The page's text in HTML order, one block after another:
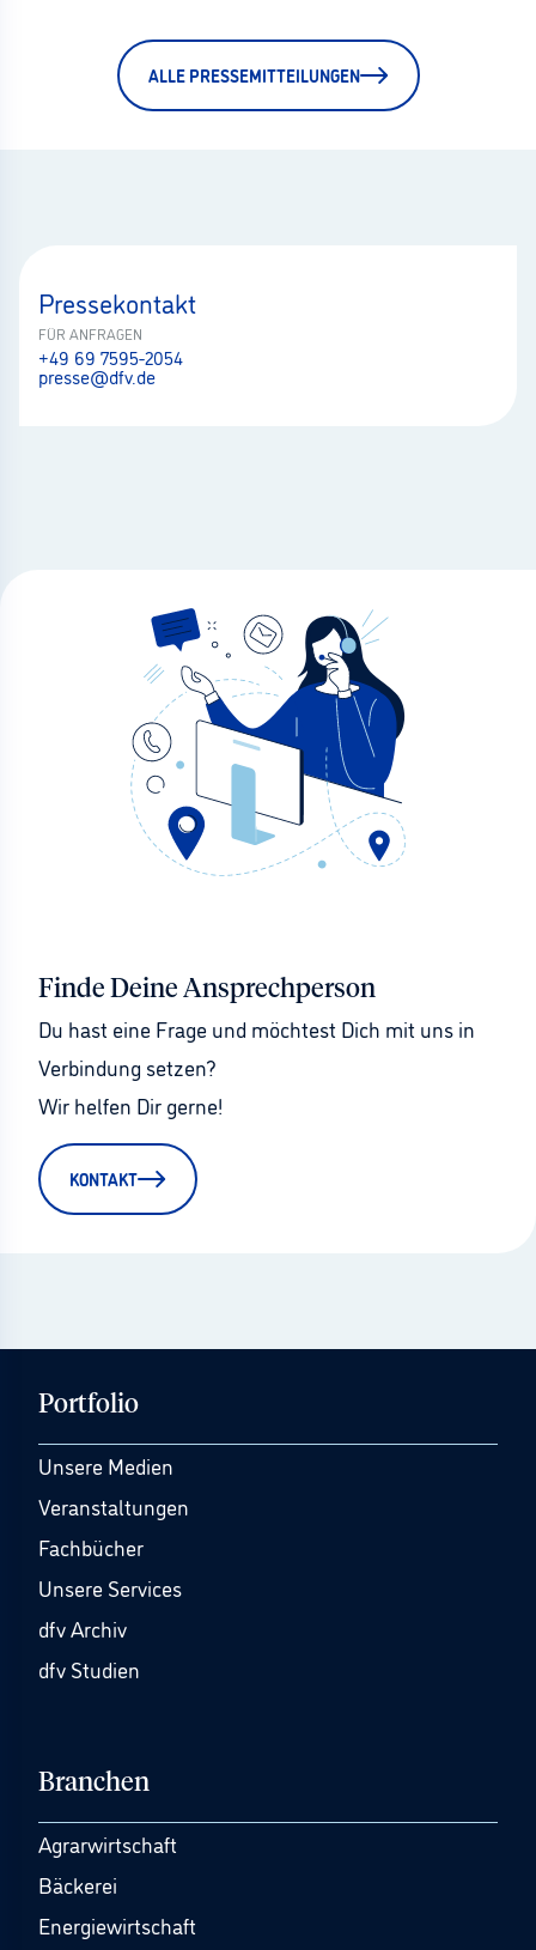
ALLE PRESSEMITTEILUNGEN
Pressekontakt
FÜR ANFRAGEN
+49 69 7595-2054
presse@dfv.de
Finde Deine Ansprechperson
Du hast eine Frage und möchtest Dich mit uns in
Verbindung setzen?
Wir helfen Dir gerne!
KONTAKT
Portfolio
Unsere Medien
Veranstaltungen
Fachbücher
Unsere Services
dfv Archiv
dfv Studien
Branchen
Agrarwirtschaft
Bäckerei
Energiewirtschaft